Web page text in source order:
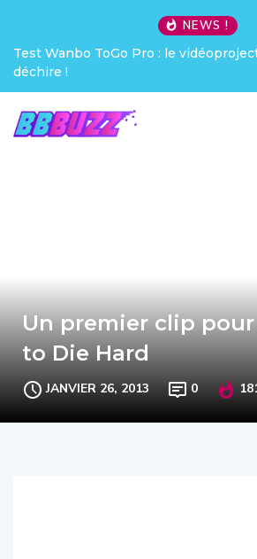
NEWS !
Test Wanbo ToGo Pro : le
déchire !
Un premier clip pour
to Die Hard
JANVIER 26, 2013 0